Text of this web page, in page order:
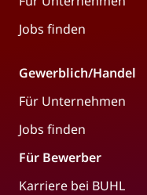
Jobs finden
Gewerblich/Handel
Für Unternehmen
Jobs finden
Für Bewerber
Karriere bei BUHL